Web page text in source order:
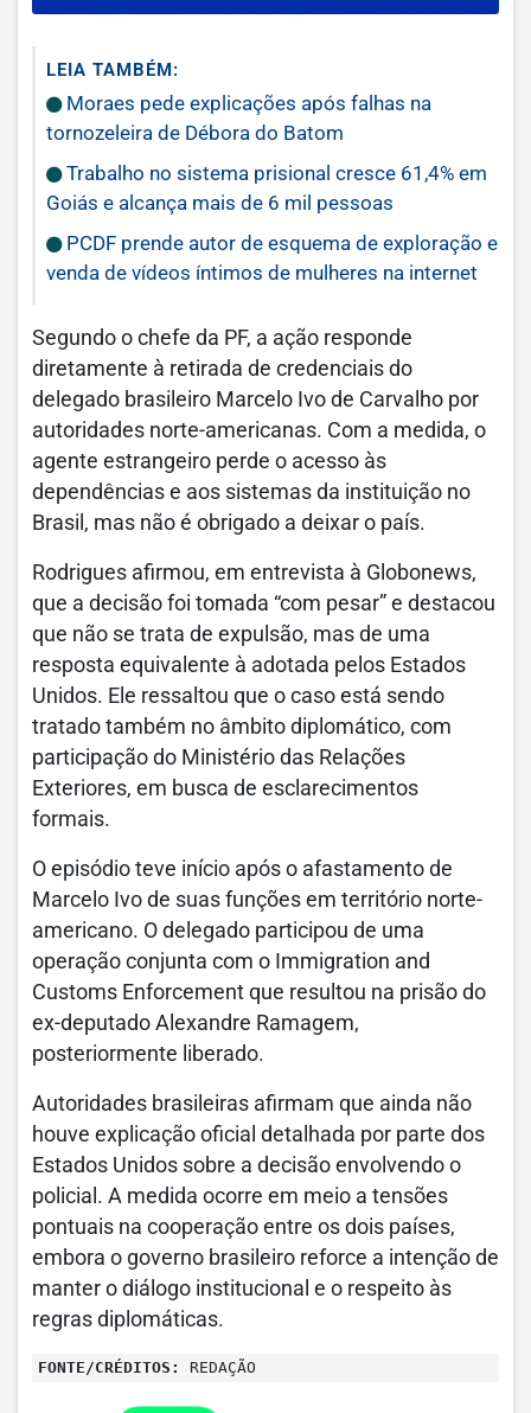
LEIA TAMBÉM:
Moraes pede explicações após falhas na
tornozeleira de Débora do Batom
Trabalho no sistema prisional cresce 61,4% em
Goiás e alcança mais de 6 mil pessoas
PCDF prende autor de esquema de exploração e
venda de vídeos íntimos de mulheres na internet
Segundo o chefe da PF, a ação responde
diretamente à retirada de credenciais do
delegado brasileiro Marcelo Ivo de Carvalho por
autoridades norte-americanas. Com a medida, o
agente estrangeiro perde o acesso às
dependências e aos sistemas da instituição no
Brasil, mas não é obrigado a deixar o país.
Rodrigues afirmou, em entrevista à Globonews,
que a decisão foi tomada “com pesar” e destacou
que não se trata de expulsão, mas de uma
resposta equivalente à adotada pelos Estados
Unidos. Ele ressaltou que o caso está sendo
tratado também no âmbito diplomático, com
participação do Ministério das Relações
Exteriores, em busca de esclarecimentos
formais.
O episódio teve início após o afastamento de
Marcelo Ivo de suas funções em território norte-
americano. O delegado participou de uma
operação conjunta com o Immigration and
Customs Enforcement que resultou na prisão do
ex-deputado Alexandre Ramagem,
posteriormente liberado.
Autoridades brasileiras afirmam que ainda não
houve explicação oficial detalhada por parte dos
Estados Unidos sobre a decisão envolvendo o
policial. A medida ocorre em meio a tensões
pontuais na cooperação entre os dois países,
embora o governo brasileiro reforce a intenção de
manter o diálogo institucional e o respeito às
regras diplomáticas.
FONTE/CRÉDITOS: REDAÇÃO